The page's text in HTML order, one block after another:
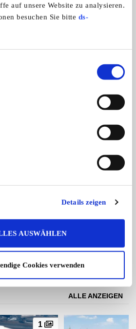
auf unsere Website zu analysieren.
besuchen Sie bitte ds-
Details zeigen
AUSWÄHLEN
Cookies verwenden
25 Jahren entschieden, die
vielleicht auch jüngeren
Wir würden uns sehr
ALLE ANZEIGEN
"Mamma‘s Liebling
interessieren
ALLE ANZEIGEN
1